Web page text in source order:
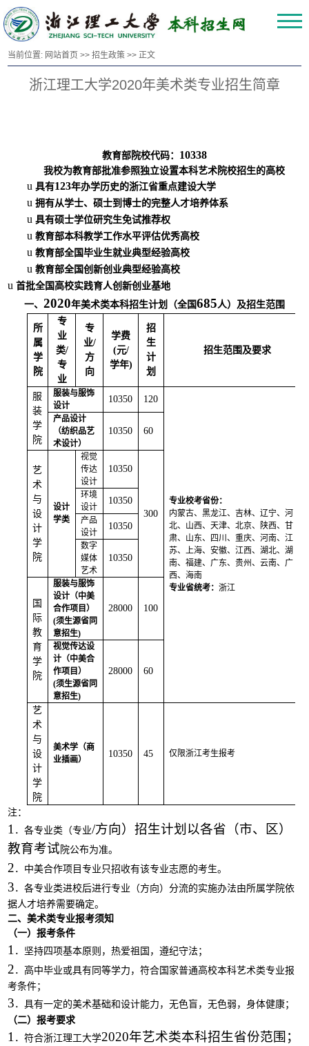
当前位置: 网站首页 >>招生政策 >> 正文
浙江理工大学2020年美术类专业招生简章
教育部院校代码： 10338
我校为教育部批准参照独立设置本科艺术院校招生的高校
u具有123年办学历史的浙江省重点建设大学
u拥有从学士、硕士到博士的完整人才培养体系
u具有硕士学位研究生免试推荐权
u教育部本科教学工作水平评估优秀高校
u教育部全国毕业生就业典型经验高校
u教育部全国创新创业典型经验高校
u首批全国高校实践育人创新创业基地
一、 2020年美术类本科招生计划（全国685人）及招生范围
所
属
学
院
专
业
类/
专
业
专
业/
方
向
学费
(元/
学年)
招
生
计
划
招生范围及要求
服
装
学
院
服装与服饰
设计
10350 120
专业校考省份：
内蒙古、黑龙江、吉林、辽宁、河
北、山西、天津、北京、陕西、甘
肃、山东、四川、重庆、河南、江
苏、上海、安徽、江西、湖北、湖
南、福建、广东、贵州、云南、广
西、海南
专业省统考：浙江
产品设计
（纺织品艺
术设计）
10350 60
艺
术
与
设
计
学
院
设计
学类
视觉
传达
设计
10350
300
环境
设计
10350
产品
设计
10350
数字
媒体
艺术
10350
国
际
教
育
学
院
服装与服饰
设计（中美
合作项目）
(须生源省同
意招生)
28000 100
视觉传达设
计（中美合
作项目）
(须生源省同
意招生)
28000 60
艺
术
与
设
计
学
院
美术学（商
业插画）
10350 45 仅限浙江考生报考
注：
1 ．各专业类（专业/方向）招生计划以各省（市、区）
教育考试 院公布为准。
2 ．中美合作项目专业只招收有该专业志愿的考生。
3 ．各专业类进校后进行专业（方向）分流的实施办法由所属学院依
据人才培养需要确定。
二、美术类专业报考须知
（一）报考条件
1 ．坚持四项基本原则，热爱祖国，遵纪守法；
2 ．高中毕业或具有同等学力，符合国家普通高校本科艺术类专业报
考条件；
3 ．具有一定的美术基础和设计能力，无色盲，无色弱，身体健康；
（二）报考要求
1 ．符合浙江理工大学2020年艺术类本科招生省份范围；